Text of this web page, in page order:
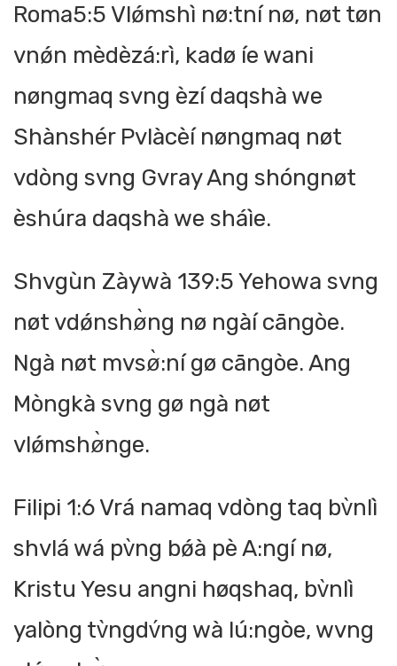
Roma5:5 Vlǿmshì nø:tní nø, nøt tøn
vnǿn mèdèzá:rì, kadø íe wani
nøngmaq svng èzí daqshà we
Shànshér Pvlàcèí nøngmaq nøt
vdòng svng Gvray Ang shóngnøt
èshúra daqshà we sháìe.
Shvgùn Zàywà 139:5 Yehowa svng
nøt vdǿnshø̀ng nø ngàí cāngòe.
Ngà nøt mvsø̀:ní gø cāngòe. Ang
Mòngkà svng gø ngà nøt
vlǿmshø̀nge.
Filipi 1:6 Vrá namaq vdòng taq bv̀nlì
shvlá wá pv̀ng bǿà pè A:ngí nø,
Kristu Yesu angni høqshaq, bv̀nlì
yalòng tv̀ngdv́ng wà lú:ngòe, wvng